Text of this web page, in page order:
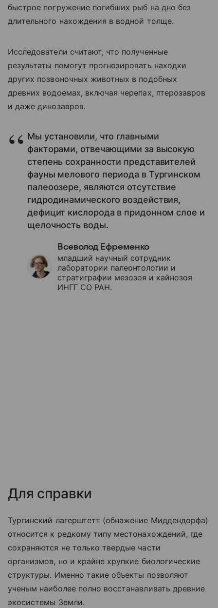
быстрое погружение погибших рыб на дно без
длительного нахождения в водной толще.
Исследователи считают, что полученные
результаты помогут прогнозировать находки
других позвоночных животных в подобных
древних водоемах, включая черепах, птерозавров
и даже динозавров.
Мы установили, что главными
факторами, отвечающими за высокую
степень сохранности представителей
фауны мелового периода в Тургинском
палеоозере, являются отсутствие
гидродинамического воздействия,
дефицит кислорода в придонном слое и
щелочность воды.
Всеволод Ефременко
младший научный сотрудник
лаборатории палеонтологии и
стратиграфии мезозоя и кайнозоя
ИНГГ СО РАН.
Для справки
Тургинский лагерштетт (обнажение Миддендорфа)
относится к редкому типу местонахождений, где
сохраняются не только твердые части
организмов, но и крайне хрупкие биологические
структуры. Именно такие объекты позволяют
ученым наиболее полно восстанавливать древние
экосистемы Земли.